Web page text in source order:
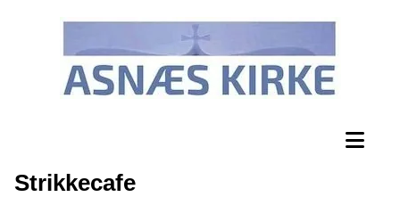
Strikkecafe